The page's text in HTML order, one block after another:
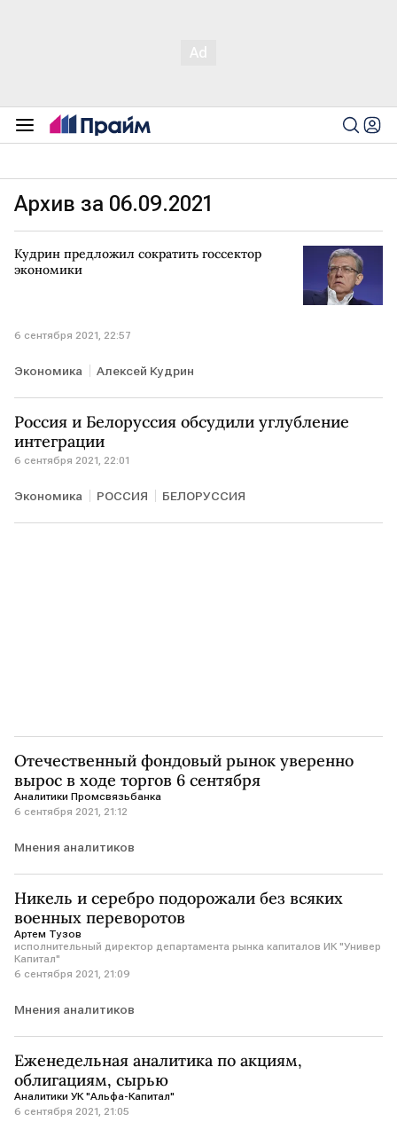
Архив за 06.09.2021
Кудрин предложил сократить госсектор
экономики
6 сентября 2021, 22:57
Экономика Алексей Кудрин
Россия и Белоруссия обсудили углубление
интеграции
6 сентября 2021, 22:01
Экономика РОССИЯ БЕЛОРУССИЯ
Отечественный фондовый рынок уверенно
вырос в ходе торгов 6 сентября
Аналитики Промсвязьбанка
6 сентября 2021, 21:12
Мнения аналитиков
Никель и серебро подорожали без всяких
военных переворотов
Артем Тузов
исполнительный директор департамента рынка капиталов ИК "Универ
Капитал"
6 сентября 2021, 21:09
Мнения аналитиков
Еженедельная аналитика по акциям,
облигациям, сырью
Аналитики УК "Альфа-Капитал"
6 сентября 2021, 21:05